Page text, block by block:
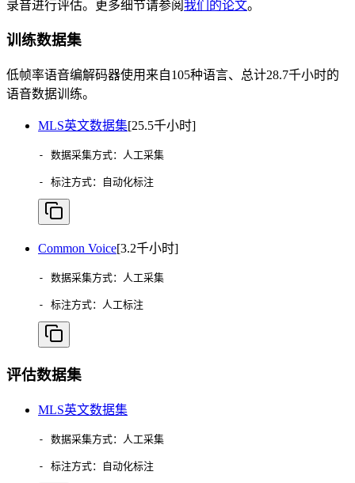
录音进行评估。更多细节请参阅我们的论文。
训练数据集
低帧率语音编解码器使用来自105种语言、总计28.7千小时的
语音数据训练。
MLS英文数据集[25.5千小时]
- 数据采集方式：人工采集
- 标注方式：自动化标注
Common Voice[3.2千小时]
- 数据采集方式：人工采集
- 标注方式：人工标注
评估数据集
MLS英文数据集
- 数据采集方式：人工采集
- 标注方式：自动化标注